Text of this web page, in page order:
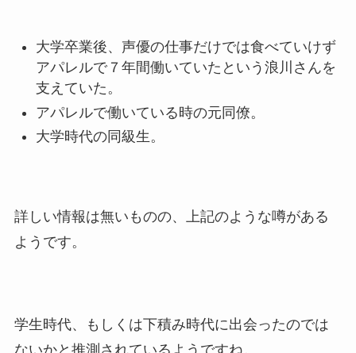
大学卒業後、声優の仕事だけでは食べていけず
アパレルで７年間働いていたという浪川さんを
支えていた。
アパレルで働いている時の元同僚。
大学時代の同級生。
詳しい情報は無いものの、上記のような噂がある
ようです。
学生時代、もしくは下積み時代に出会ったのでは
ないかと推測されているようですね。